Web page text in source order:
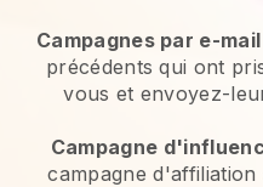
Campagnes par e-mail
précédents qui ont
vous et envoyez-
Campagne
campagne